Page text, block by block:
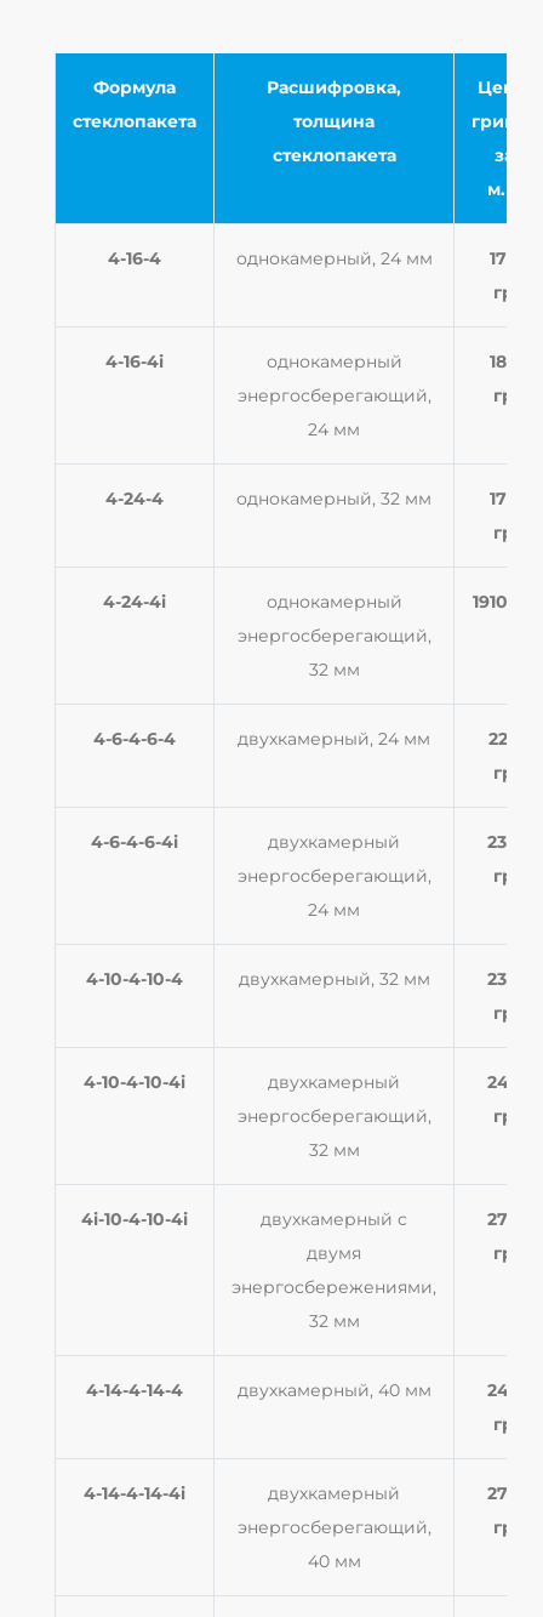
Формула
стеклопакета
Расшифровка,
толщина
стеклопакета
Цена в
за 1
м.кв.
4-16-4 однокамерный, 24 мм
1720
грн
4-16-4i
однокамерный
энергосберегающий,
24 мм
1860
грн
4-24-4 однокамерный, 32 мм
1770
грн
4-24-4i
однокамерный
энергосберегающий,
32 мм
1910
4-6-4-6-4 двухкамерный, 24 мм
2250
грн
4-6-4-6-4i
двухкамерный
энергосберегающий,
24 мм
2340
грн
4-10-4-10-4 двухкамерный, 32 мм
2300
грн
4-10-4-10-4i
двухкамерный
энергосберегающий,
32 мм
2480
грн
4i-10-4-10-4i
двухкамерный с
двумя
энергосбережениями,
32 мм
2700
грн
4-14-4-14-4 двухкамерный, 40 мм
2454
грн
4-14-4-14-4i
двухкамерный
энергосберегающий,
40 мм
2700
грн